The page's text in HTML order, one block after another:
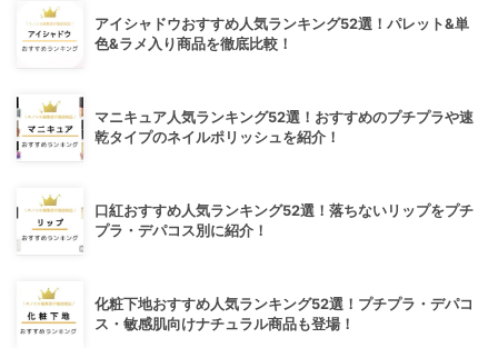
アイシャドウおすすめ人気ランキング52選！パレット&単
色&ラメ入り商品を徹底比較！
マニキュア人気ランキング52選！おすすめのプチプラや速
乾タイプのネイルポリッシュを紹介！
口紅おすすめ人気ランキング52選！落ちないリップをプチ
プラ・デパコス別に紹介！
化粧下地おすすめ人気ランキング52選！プチプラ・デパコ
ス・敏感肌向けナチュラル商品も登場！